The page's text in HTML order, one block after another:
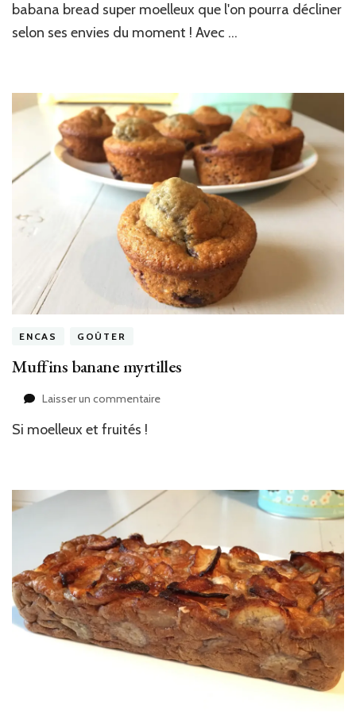
babana bread super moelleux que l'on pourra décliner
selon ses envies du moment ! Avec …
ENCAS GOÛTER
Muffins banane myrtilles
Laisser un commentairesur
Si moelleux et fruités !